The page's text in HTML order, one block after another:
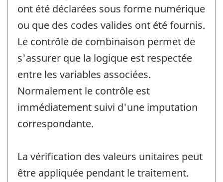
ont été déclarées sous forme numérique
ou que des codes valides ont été fournis.
Le contrôle de combinaison permet de
s'assurer que la logique est respectée
entre les variables associées.
Normalement le contrôle est
immédiatement suivi d'une imputation
correspondante.
La vérification des valeurs unitaires peut
être appliquée pendant le traitement.